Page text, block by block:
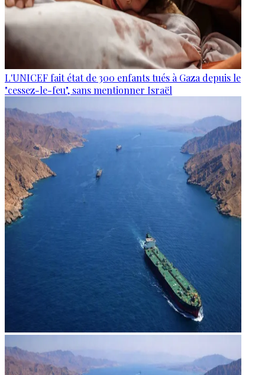
L'UNICEF fait état de 300 enfants tués à Gaza depuis le
"cessez-le-feu", sans mentionner Israël